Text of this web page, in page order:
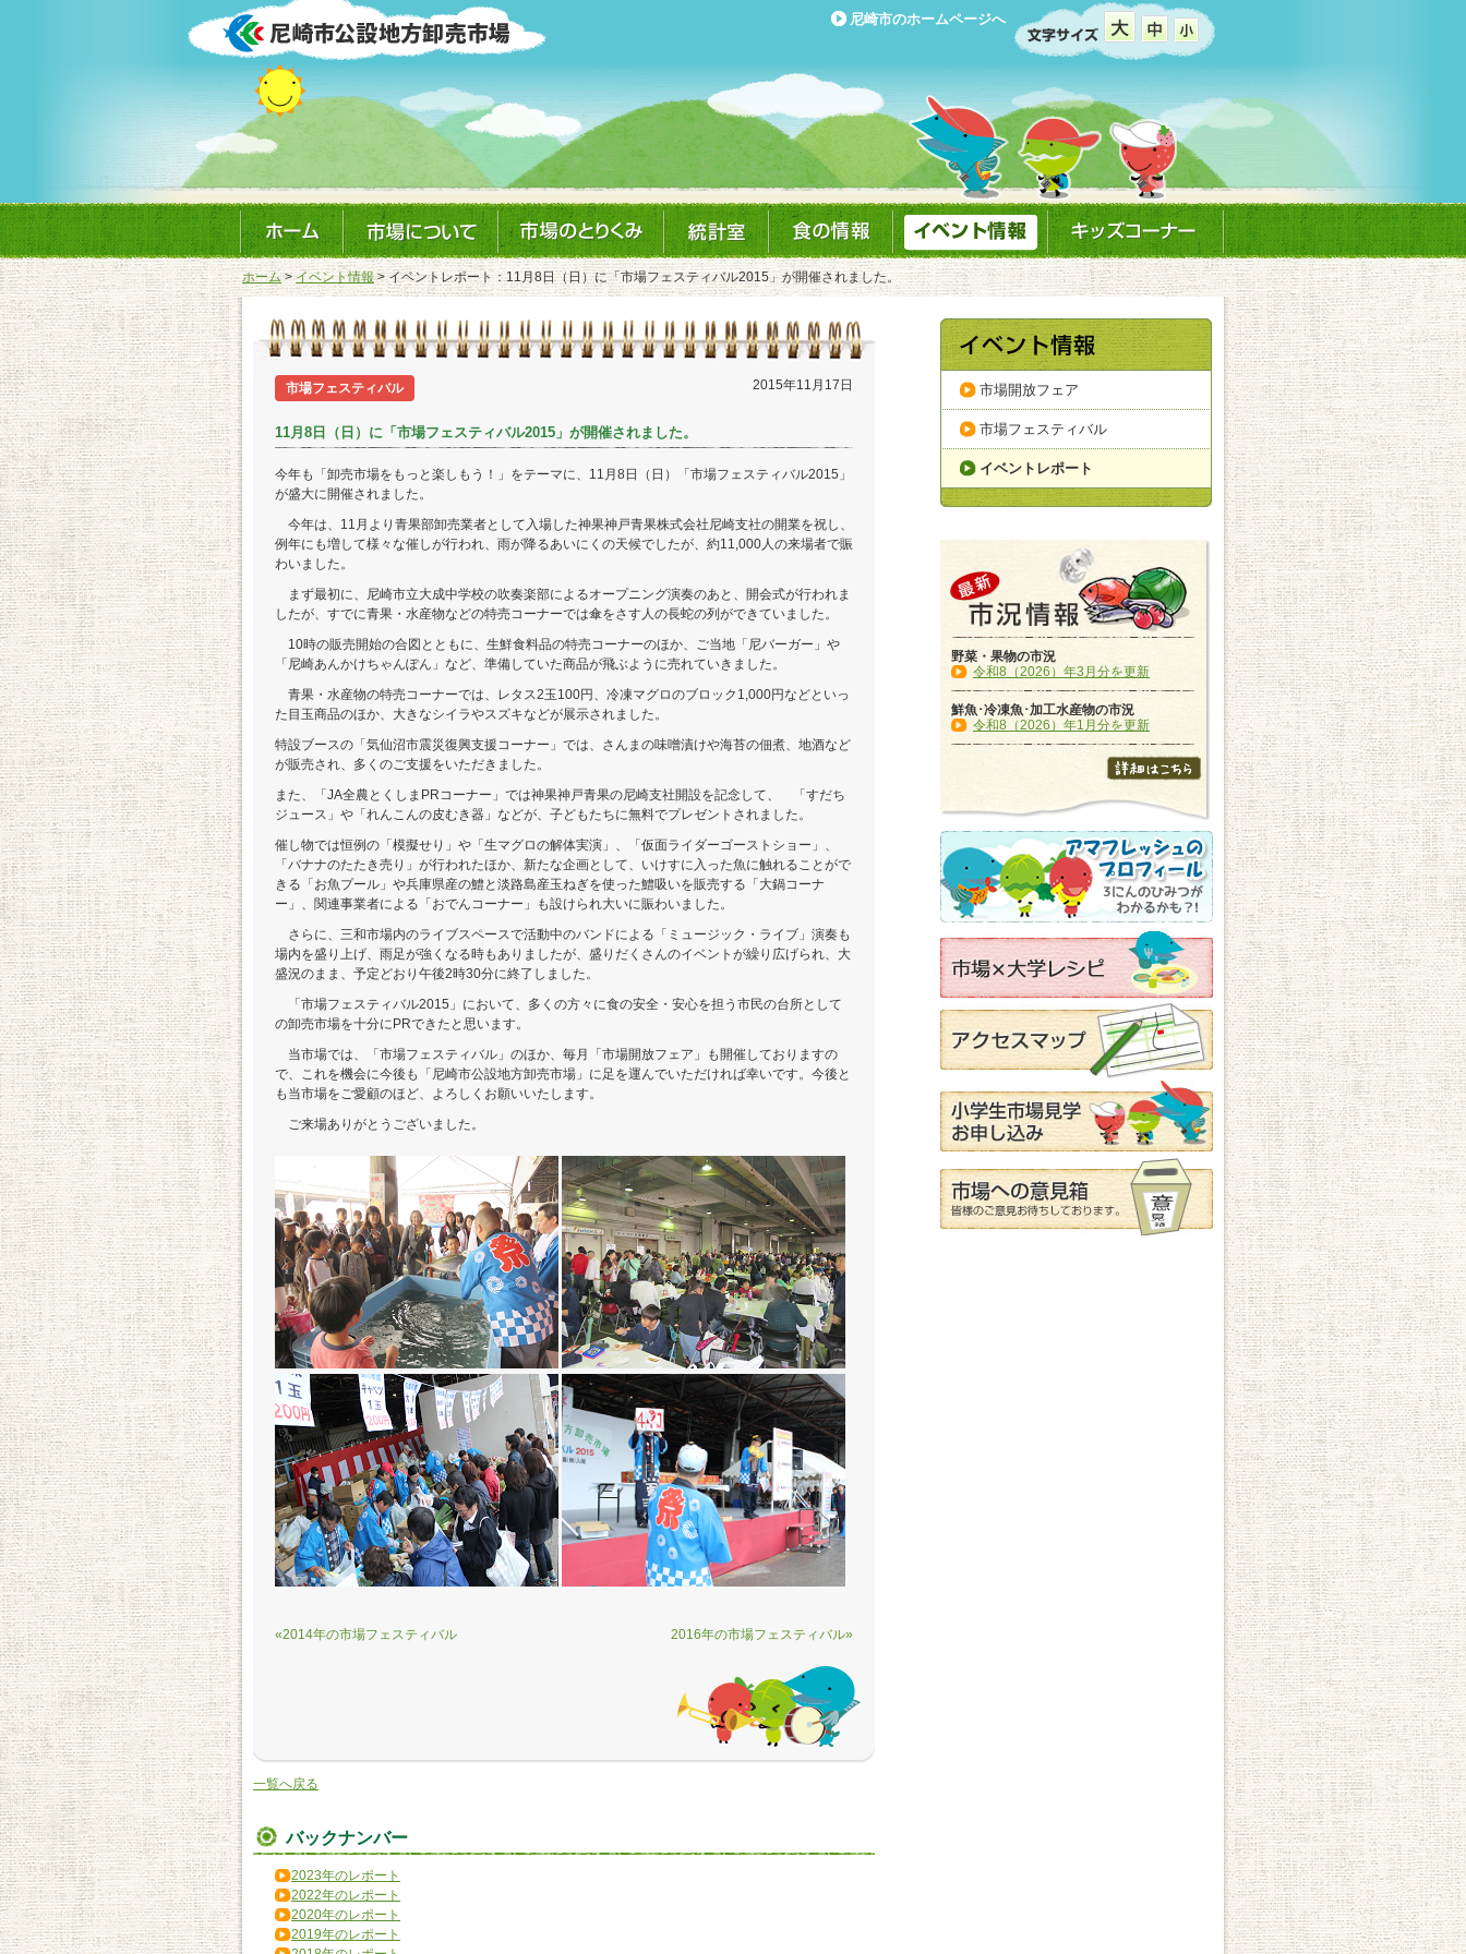
尼崎市のホームページへ
ホーム> イベント情報> イベントレポート：11月8日（日）に「市場フェスティバル2015」が開催されました。
市場開放フェア
市場フェスティバル
イベントレポート
野菜・果物の市況
令和8（2026）年3月分を更新
鮮魚･冷凍魚･加工水産物の市況
令和8（2026）年1月分を更新
市場フェスティバル 2015年11月17日
11月8日（日）に「市場フェスティバル2015」が開催されました。
今年も「卸売市場をもっと楽しもう！」をテーマに、11月8日（日）「市場フェスティバル2015」
が盛大に開催されました。
今年は、11月より青果部卸売業者として入場した神果神戸青果株式会社尼崎支社の開業を祝し、
例年にも増して様々な催しが行われ、雨が降るあいにくの天候でしたが、約11,000人の来場者で賑
わいました。
まず最初に、尼崎市立大成中学校の吹奏楽部によるオープニング演奏のあと、開会式が行われま
したが、すでに青果・水産物などの特売コーナーでは傘をさす人の長蛇の列ができていました。
10時の販売開始の合図とともに、生鮮食料品の特売コーナーのほか、ご当地「尼バーガー」や
「尼崎あんかけちゃんぽん」など、準備していた商品が飛ぶように売れていきました。
青果・水産物の特売コーナーでは、レタス2玉100円、冷凍マグロのブロック1,000円などといっ
た目玉商品のほか、大きなシイラやスズキなどが展示されました。
特設ブースの「気仙沼市震災復興支援コーナー」では、さんまの味噌漬けや海苔の佃煮、地酒など
が販売され、多くのご支援をいただきました。
また、「JA全農とくしまPRコーナー」では神果神戸青果の尼崎支社開設を記念して、 「すだち
ジュース」や「れんこんの皮むき器」などが、子どもたちに無料でプレゼントされました。
催し物では恒例の「模擬せり」や「生マグロの解体実演」、「仮面ライダーゴーストショー」、
「バナナのたたき売り」が行われたほか、新たな企画として、いけすに入った魚に触れることがで
きる「お魚プール」や兵庫県産の鱧と淡路島産玉ねぎを使った鱧吸いを販売する「大鍋コーナ
ー」、関連事業者による「おでんコーナー」も設けられ大いに賑わいました。
さらに、三和市場内のライブスペースで活動中のバンドによる「ミュージック・ライブ」演奏も
場内を盛り上げ、雨足が強くなる時もありましたが、盛りだくさんのイベントが繰り広げられ、大
盛況のまま、予定どおり午後2時30分に終了しました。
「市場フェスティバル2015」において、多くの方々に食の安全・安心を担う市民の台所として
の卸売市場を十分にPRできたと思います。
当市場では、「市場フェスティバル」のほか、毎月「市場開放フェア」も開催しておりますの
で、これを機会に今後も「尼崎市公設地方卸売市場」に足を運んでいただければ幸いです。今後と
も当市場をご愛顧のほど、よろしくお願いいたします。
ご来場ありがとうございました。
«2014年の市場フェスティバル 2016年の市場フェスティバル»
一覧へ戻る
バックナンバー
2023年のレポート
2022年のレポート
2020年のレポート
2019年のレポート